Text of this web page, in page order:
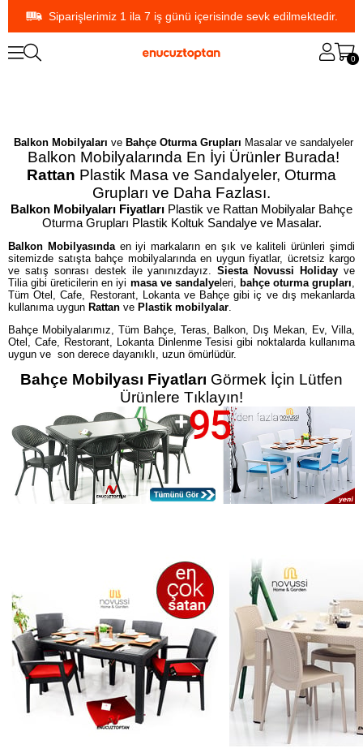
Siparişlerimiz 1 ila 7 iş günü içerisinde sevk edilmektedir.
0
Balkon Mobilyaları ve Bahçe Oturma Grupları Masalar ve sandalyeler
Balkon Mobilyalarında En İyi Ürünler Burada!
Rattan Plastik Masa ve Sandalyeler, Oturma
Grupları ve Daha Fazlası.
Balkon Mobilyaları Fiyatları Plastik ve Rattan Mobilyalar Bahçe
Oturma Grupları Plastik Koltuk Sandalye ve Masalar.
Balkon Mobilyasındaen iyi markaların en şık ve kaliteli ürünleri şimdi
sitemizde satışta bahçe mobilyalarında en uygun fiyatlar, ücretsiz kargo
ve satış sonrası destek ile yanınızdayız.Siesta Novussi Holiday ve
Tilia gibi üreticilerin en iyi masa ve sandalyeleri, bahçe oturma grupları,
Tüm Otel, Cafe, Restorant, Lokanta ve Bahçe gibi iç ve dış mekanlarda
kullanıma uygun Rattan ve Plastik mobilyalar.
Bahçe Mobilyalarımız, Tüm Bahçe, Teras, Balkon, Dış Mekan, Ev, Villa,
Otel, Cafe, Restorant, Lokanta Dinlenme Tesisi gibi noktalarda kullanıma
uygun ve son derece dayanıklı, uzun ömürlüdür.
Bahçe Mobilyası Fiyatları Görmek İçin Lütfen
Ürünlere Tıklayın!